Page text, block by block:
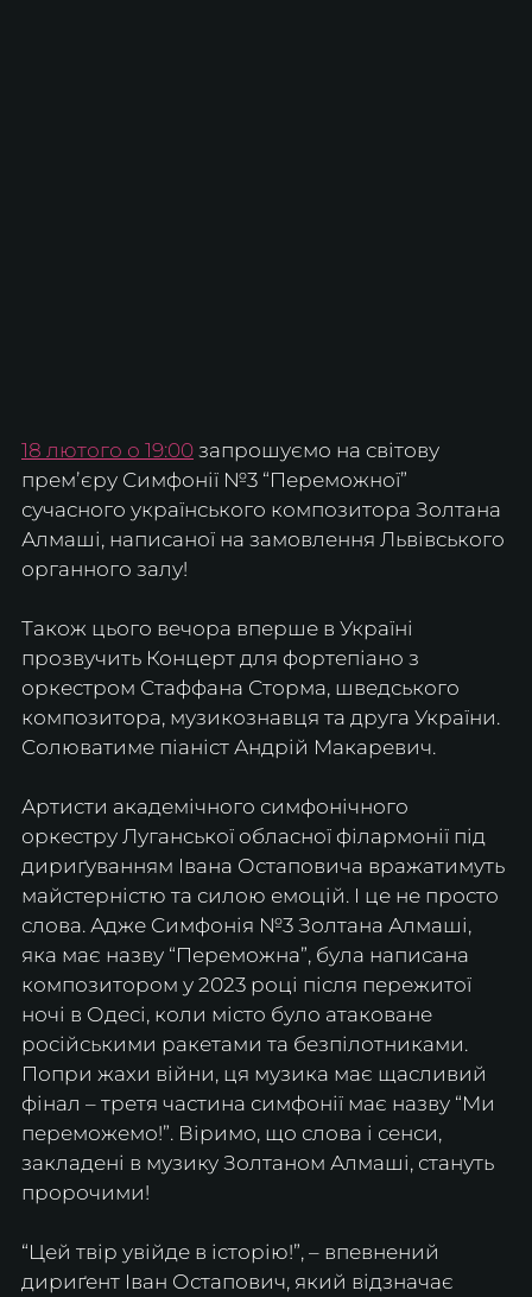
18 лютого о 19:00 запрошуємо на світову
премʼєру Симфонії №3 “Переможної”
сучасного українського композитора Золтана
Алмаші, написаної на замовлення Львівського
органного залу!
Також цього вечора вперше в Україні
прозвучить Концерт для фортепіано з
оркестром Стаффана Сторма, шведського
композитора, музикознавця та друга України.
Солюватиме піаніст Андрій Макаревич.
Артисти академічного симфонічного
оркестру Луганської обласної філармонії під
дириґуванням Івана Остаповича вражатимуть
майстерністю та силою емоцій. І це не просто
слова. Адже Симфонія №3 Золтана Алмаші,
яка має назву “Переможна”, була написана
композитором у 2023 році після пережитої
ночі в Одесі, коли місто було атаковане
російськими ракетами та безпілотниками.
Попри жахи війни, ця музика має щасливий
фінал – третя частина симфонії має назву “Ми
переможемо!”. Віримо, що слова і сенси,
закладені в музику Золтаном Алмаші, стануть
пророчими!
“Цей твір увійде в історію!”, – впевнений
дириґент Іван Остапович, який відзначає